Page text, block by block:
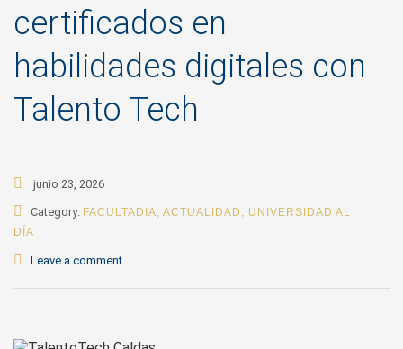
certificados en
habilidades digitales con
Talento Tech
junio 23, 2026
Category: FACULTADIA, ACTUALIDAD , UNIVERSIDAD AL
DÍA
Leave a comment